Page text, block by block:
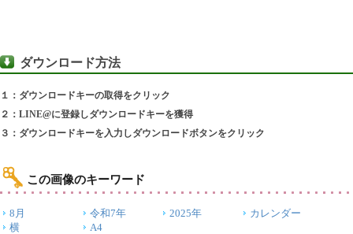
ダウンロード方法
１：ダウンロードキーの取得をクリック
２：LINE@に登録しダウンロードキーを獲得
３：ダウンロードキーを入力しダウンロードボタンをクリック
この画像のキーワード
8月 令和7年 2025年
カレンダー
横
A4